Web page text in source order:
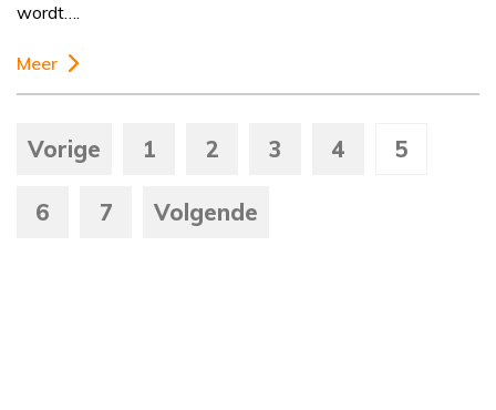
wordt….
Meer
Vorige 1 2 3 4 5
6 7 Volgende